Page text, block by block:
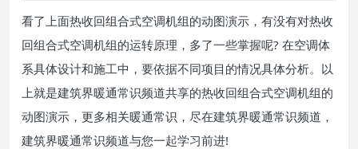
看了上面热收回组合式空调机组的动图演示，有没有对热收
回组合式空调机组的运转原理，多了一些掌握呢? 在空调体
系具体设计和施工中，要依据不同项目的情况具体分析。以
上就是建筑界暖通常识频道共享的热收回组合式空调机组的
动图演示，更多相关暖通常识，尽在建筑界暖通常识频道，
建筑界暖通常识频道与您一起学习前进!